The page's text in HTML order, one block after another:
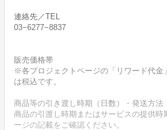
連絡先／TEL
03−6277−8837
販売価格帯
※各プロジェクトページの「リワード代金
は税込です。
商品等の引き渡し時期（日数）・発送方法
商品の引渡し時期またはサービスの提供時
ージの記載をご確認ください。